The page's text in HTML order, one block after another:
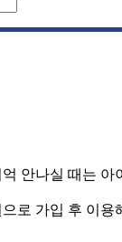
안나실 때는
로 가입 후 이용